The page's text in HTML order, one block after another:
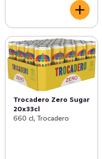
Trocadero Zero Sugar
20x33cl
660 cl, Trocadero